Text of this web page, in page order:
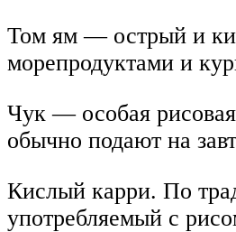
Том ям — острый и
морепродуктами и
Чук — особая
обычно подают на
Кислый карри. По
употребляемый с